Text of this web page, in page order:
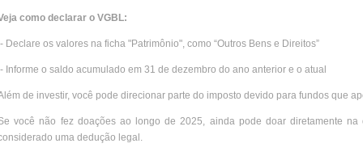
como declarar o VGBL:
Declare os valores na ficha "Patrimônio", como “Outros Bens e Direitos”
Informe o saldo acumulado em 31 de dezembro do ano anterior e o atual
de investir, você pode direcionar parte do imposto devido para fundos que
você não fez doações ao longo de 2025, ainda pode doar diretamente
uma dedução legal.